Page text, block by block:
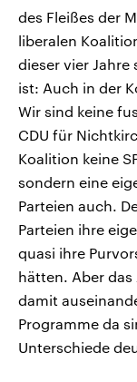
des Fleißes der
liberalen
dieser vier Jahre
ist: Auch in der
Wir sind keine
CDU für
Koalition keine
sondern eine
Parteien auch.
Parteien ihre
quasi ihre
hätten. Aber
damit
Programme da
Unterschiede